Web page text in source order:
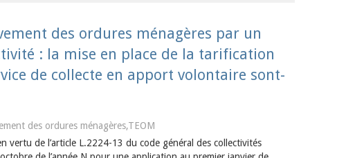
des ordures ménagères par un
: la mise en place de la tarification
de collecte en apport volontaire sont-
des ordures ménagères,TEOM
vertu de l’article L.2224-13 du code général des collectivités